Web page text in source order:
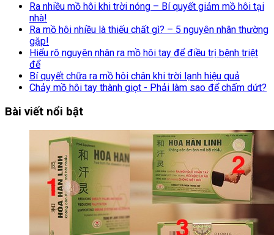
Ra nhiều mồ hôi khi trời nóng – Bí quyết giảm mồ hôi tại
nhà!
Ra mồ hôi nhiều là thiếu chất gì? – 5 nguyên nhân thường
gặp!
Hiểu rõ nguyên nhân ra mồ hôi tay để điều trị bệnh triệt
để
Bí quyết chữa ra mồ hôi chân khi trời lạnh hiệu quả
Chảy mồ hôi tay thành giọt - Phải làm sao để chấm dứt?
Bài viết nổi bật